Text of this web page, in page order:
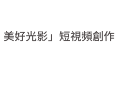
美好光影」短視頻創作